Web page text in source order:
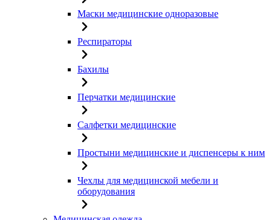
Маски медицинские одноразовые
Респираторы
Бахилы
Перчатки медицинские
Салфетки медицинские
Простыни медицинские и диспенсеры к ним
Чехлы для медицинской мебели и
оборудования